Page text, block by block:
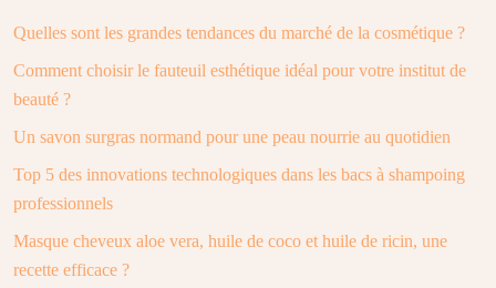
Quelles sont les grandes tendances du marché de la cosmétique ?
Comment choisir le fauteuil esthétique idéal pour votre institut de
beauté ?
Un savon surgras normand pour une peau nourrie au quotidien
Top 5 des innovations technologiques dans les bacs à shampoing
professionnels
Masque cheveux aloe vera, huile de coco et huile de ricin, une
recette efficace ?